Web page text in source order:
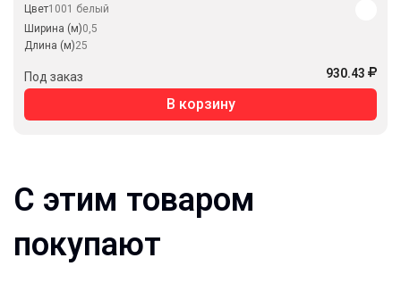
Цвет1001 белый
Ширина (м)0,5
Длина (м)25
Под заказ 930.43
В корзину
С этим товаром
покупают